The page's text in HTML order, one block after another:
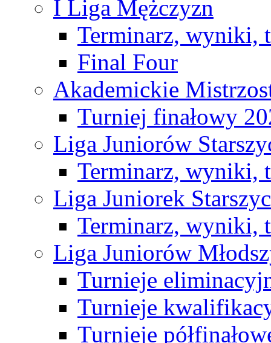
I Liga Mężczyzn
Terminarz, wyniki,
Final Four
Akademickie
Turniej finałowy
Liga Juniorów
Terminarz, wyniki,
Liga Juniorek
Terminarz, wyniki,
Liga Juniorów
Turnieje
Turnieje
Turnieje